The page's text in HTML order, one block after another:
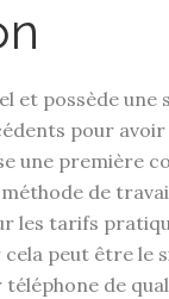
et possède une
pour avoir
une première
de
les tarifs
peut être le
de